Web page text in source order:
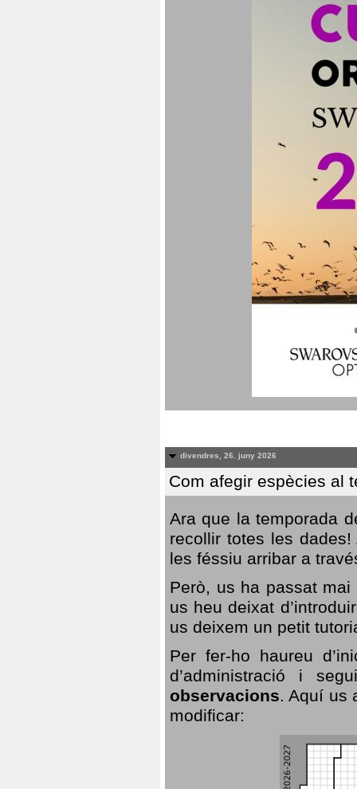
divendres, 26. juny 2026
Com afegir espècies al
Ara que la temporada
recollir totes les
les féssiu arribar a
Però, us ha passat
us heu deixat
us deixem un petit
Per fer-ho haureu
d’administració i
observacions. Aquí us
modificar: